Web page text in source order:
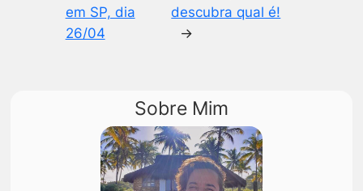
em SP, dia
26/04
descubra qual é!
→
Sobre Mim